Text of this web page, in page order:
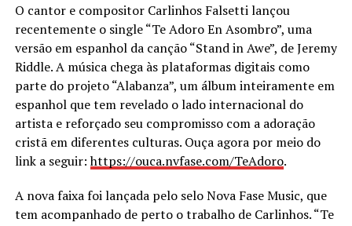
O cantor e compositor Carlinhos Falsetti lançou
recentemente o single “Te Adoro En Asombro”, uma
versão em espanhol da canção “Stand in Awe”, de Jeremy
Riddle. A música chega às plataformas digitais como
parte do projeto “Alabanza”, um álbum inteiramente em
espanhol que tem revelado o lado internacional do
artista e reforçado seu compromisso com a adoração
cristã em diferentes culturas. Ouça agora por meio do
link a seguir:https://ouca.nvfase.com/TeAdoro.
A nova faixa foi lançada pelo selo Nova Fase Music, que
tem acompanhado de perto o trabalho de Carlinhos. “Te